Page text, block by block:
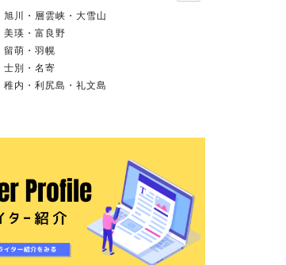
旭川・層雲峡・大雪山
美瑛・富良野
留萌・羽幌
士別・名寄
稚内・利尻島・礼文島